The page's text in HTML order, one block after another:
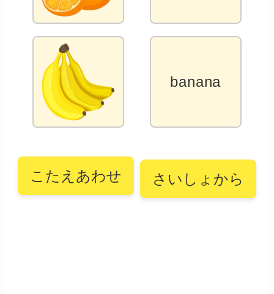
banana
こたえあわせ さいしょから